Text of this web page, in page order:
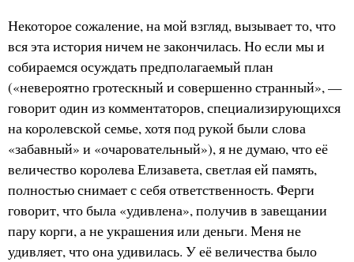
Некоторое сожаление, на мой взгляд, вызывает то, что
вся эта история ничем не закончилась. Но если мы и
собираемся осуждать предполагаемый план
(«невероятно гротескный и совершенно странный», —
говорит один из комментаторов, специализирующихся
на королевской семье, хотя под рукой были слова
«забавный» и «очаровательный»), я не думаю, что её
величество королева Елизавета, светлая ей память,
полностью снимает с себя ответственность. Ферги
говорит, что была «удивлена», получив в завещании
пару корги, а не украшения или деньги. Меня не
удивляет, что она удивилась. У её величества было